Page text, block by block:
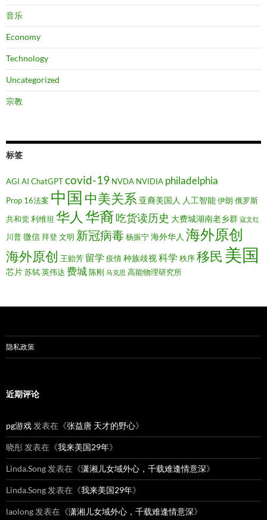
音乐
Economy
Technology
Uncategorized
宗教
标签
AGI AI ChatGPTcovid-19 NVDA NVIDIA philadelphia
Prop 16法案 中国 中美关系 亚裔美国人 人工智能伊朗 俄罗斯
共和党利维坦 华人 华裔吃货读历史 大费城湖南老乡群 寇文红
川普微信 拜登文明 新冠病毒杨振宁海外华人 海外原创
海外原创 王贻芳 留学 疫情种族歧视科学 秩序移民 美国
芯片苏轼英伟达 费城陈刚 马克思 高能物理研究所
隐私政策
近期评论
pg游戏发表在《张益唐 天才的野心》
晓彤发表在《我来美国29年》
Linda.Song发表在《潇湘儿女域外心，千载难逢情意深》
Linda.Song发表在《我来美国29年》
laolong发表在《潇湘儿女域外心，千载难逢情意深》